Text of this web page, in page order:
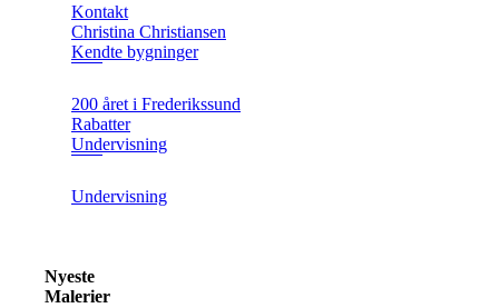
Kontakt
Christina Christiansen
Kendte bygninger
200 året i Frederikssund
Rabatter
Undervisning
Undervisning
Nyeste
Malerier